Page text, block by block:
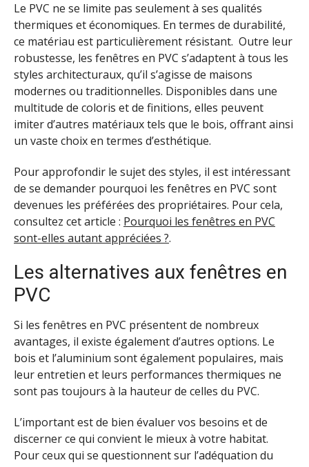
Le PVC ne se limite pas seulement à ses qualités
thermiques et économiques. En termes de durabilité,
ce matériau est particulièrement résistant. Outre leur
robustesse, les fenêtres en PVC s’adaptent à tous les
styles architecturaux, qu’il s’agisse de maisons
modernes ou traditionnelles. Disponibles dans une
multitude de coloris et de finitions, elles peuvent
imiter d’autres matériaux tels que le bois, offrant ainsi
un vaste choix en termes d’esthétique.
Pour approfondir le sujet des styles, il est intéressant
de se demander pourquoi les fenêtres en PVC sont
devenues les préférées des propriétaires. Pour cela,
consultez cet article : Pourquoi les fenêtres en PVC
sont-elles autant appréciées ?.
Les alternatives aux fenêtres en
PVC
Si les fenêtres en PVC présentent de nombreux
avantages, il existe également d’autres options. Le
bois et l’aluminium sont également populaires, mais
leur entretien et leurs performances thermiques ne
sont pas toujours à la hauteur de celles du PVC.
L’important est de bien évaluer vos besoins et de
discerner ce qui convient le mieux à votre habitat.
Pour ceux qui se questionnent sur l’adéquation du